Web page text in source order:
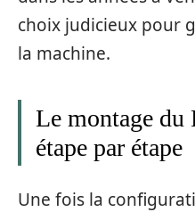
choix judicieux pour
la machine.
Le montage du
étape par étape
Une fois la